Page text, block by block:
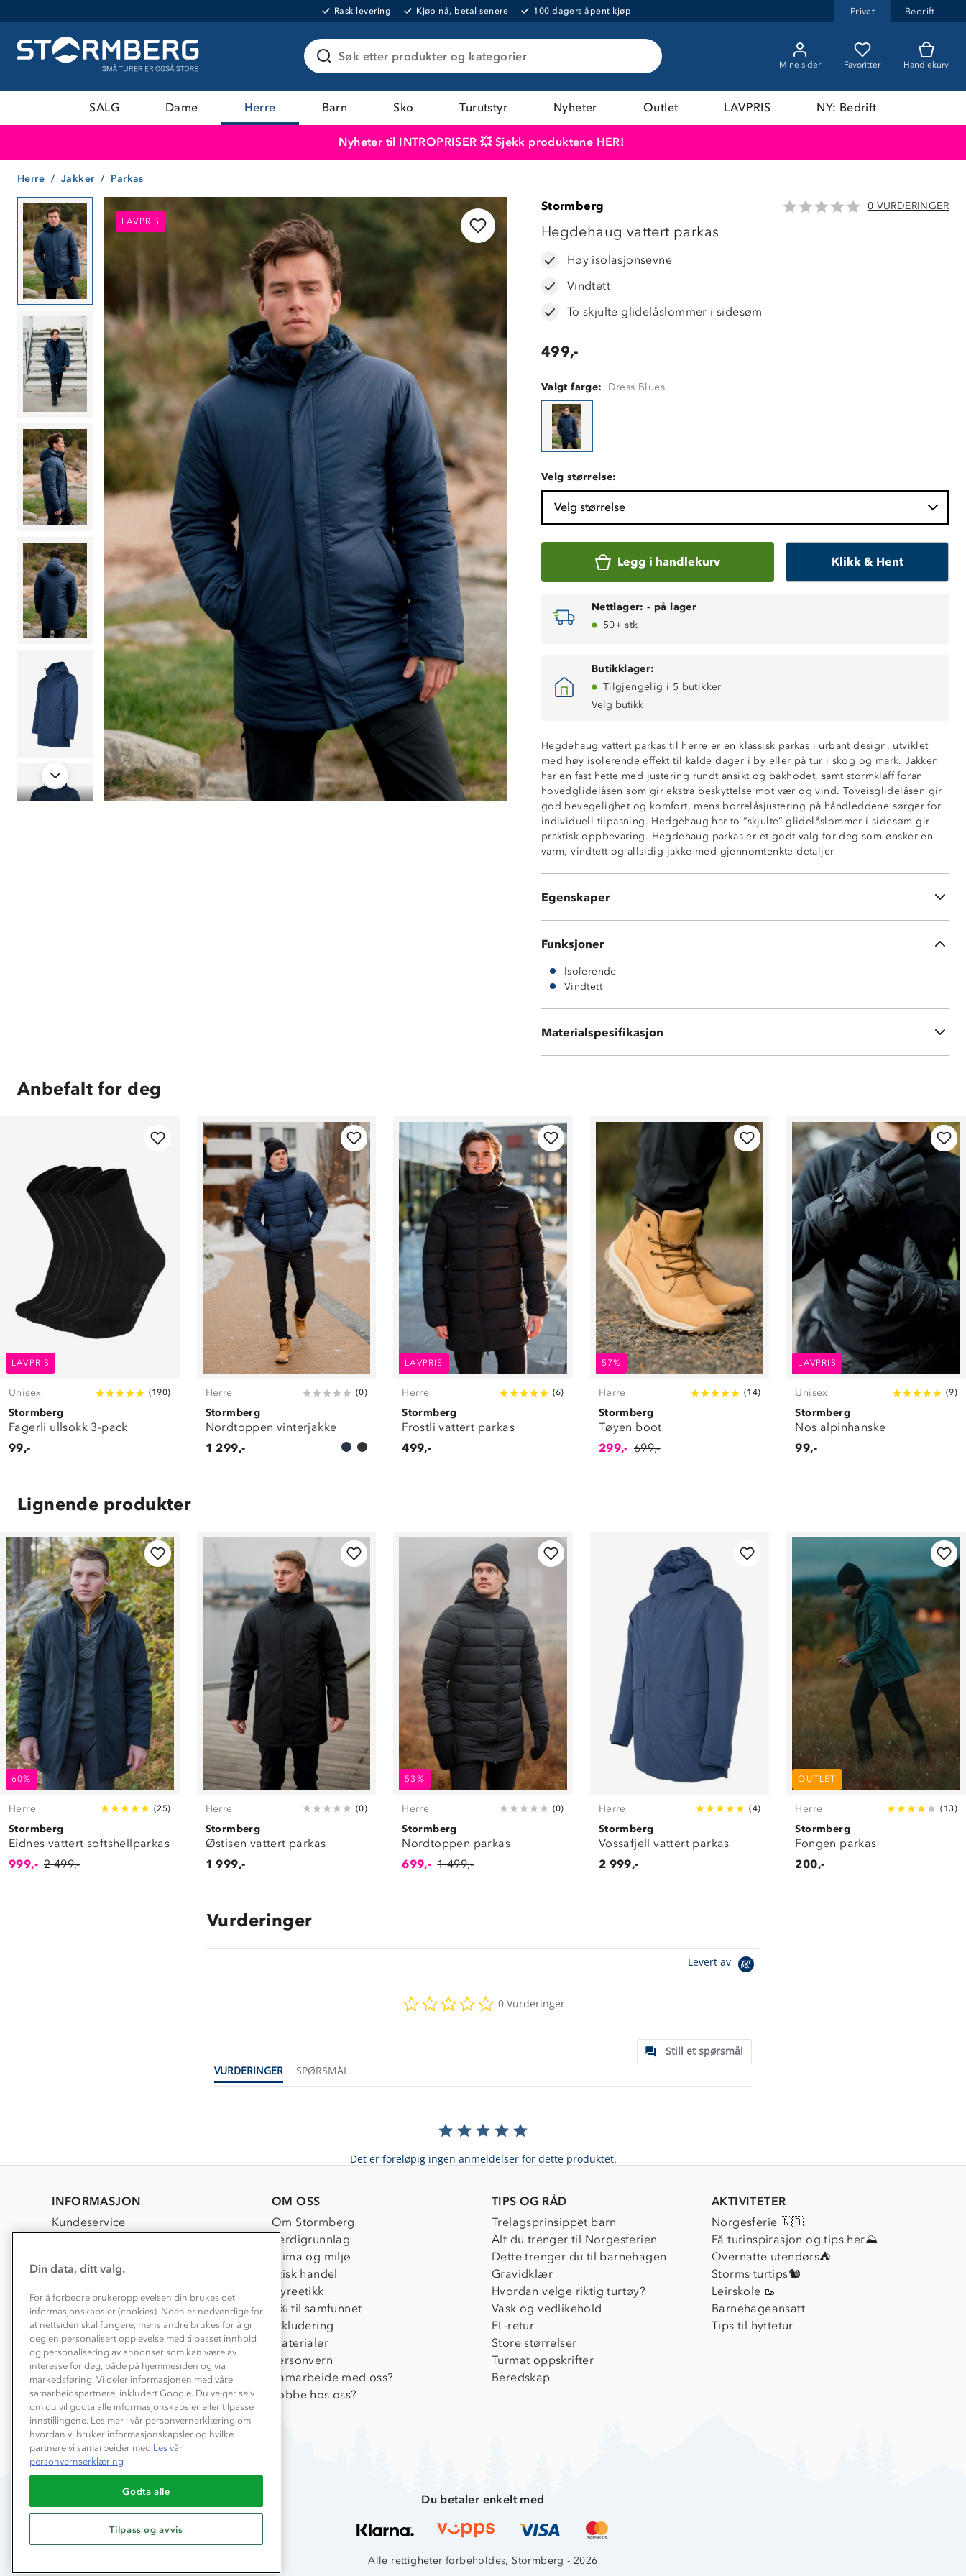
Rask levering Kjøp nå, betal senere 100 dagers åpent kjøp Privat Bedrift
Søk etter produkter og kategorier
Mine sider Favoritter Handlekurv
SALG Dame Herre Barn Sko Turutstyr Nyheter Outlet LAVPRIS NY: Bedrift
Nyheter til INTROPRISER 💥 Sjekk produktene HER!
Herre Jakker Parkas
LAVPRIS
LAVPRIS
Stormberg 0 VURDERINGER
Hegdehaug vattert parkas
Høy isolasjonsevne
Vindtett
To skjulte glidelåslommer i sidesøm
499,-
Valgt farge: Dress Blues
Velg størrelse:
Velg størrelse
Legg i handlekurv Klikk & Hent
Nettlager: - på lager
50+ stk
Butikklager:
Tilgjengelig i 5 butikker
Velg butikk
Hegdehaug vattert parkas til herre er en klassisk parkas i urbant design, utviklet
med høy isolerende effekt til kalde dager i by eller på tur i skog og mark. Jakken
har en fast hette med justering rundt ansikt og bakhodet, samt stormklaff foran
hovedglidelåsen som gir ekstra beskyttelse mot vær og vind. Toveisglidelåsen gir
god bevegelighet og komfort, mens borrelåsjustering på håndleddene sørger for
individuell tilpasning. Hedgehaug har to “skjulte” glidelåslommer i sidesøm gir
praktisk oppbevaring. Hegdehaug parkas er et godt valg for deg som ønsker en
varm, vindtett og allsidig jakke med gjennomtenkte detaljer
Egenskaper
Høy isolasjonsevne
Vindtett
To skjulte glidelåslommer i sidesøm
Toveisglidelås
Stormklaff foran hovedglidelås
Fast hette med justering rundt ansikt og i bakhodet
Borrelåsjustering på håndledd
Funksjoner
Isolerende
Vindtett
Materialspesifikasjon
Vattering: 100 % polyester
Anbefalt for deg
LAVPRIS
Unisex (190)
Stormberg
Fagerli ullsokk 3-pack
99,-
Herre (0)
Stormberg
Nordtoppen vinterjakke
1 299,-
LAVPRIS
Herre (6)
Stormberg
Frostli vattert parkas
499,-
57%
Herre (14)
Stormberg
Tøyen boot
299,- 699,-
LAVPRIS
Unisex (9)
Stormberg
Nos alpinhanske
99,-
Lignende produkter
60%
Herre (25)
Stormberg
Eidnes vattert softshellparkas
999,- 2 499,-
Herre (0)
Stormberg
Østisen vattert parkas
1 999,-
53%
Herre (0)
Stormberg
Nordtoppen parkas
699,- 1 499,-
Herre (4)
Stormberg
Vossafjell vattert parkas
2 999,-
OUTLET
Herre ( 13)
Stormberg
Fongen parkas
200,-
Vurderinger
Levert av
star
0 Vurderinger
Still et spørsmål
VURDERINGER
SPØRSMÅL
Det er foreløpig ingen anmeldelser for dette produktet.
INFORMASJON
Kundeservice
Kundeklubb
Våre butikker
Bedrift, barnehage og SFO
Presse
OM OSS
Om Stormberg
Verdigrunnlag
Klima og miljø
Etisk handel
Dyreetikk
1% til samfunnet
Inkludering
Materialer
Personvern
Samarbeide med oss?
Jobbe hos oss?
TIPS OG RÅD
Trelagsprinsippet barn
Alt du trenger til Norgesferien
Dette trenger du til barnehagen
Gravidklær
Hvordan velge riktig turtøy?
Vask og vedlikehold
EL-retur
Store størrelser
Turmat oppskrifter
Beredskap
AKTIVITETER
Norgesferie 🇳🇴
Få turinspirasjon og tips her⛰
Overnatte utendørs⛺
Storms turtips🐿️
Leirskole 🥾
Barnehageansatt
Tips til hyttetur
Du betaler enkelt med
Alle rettigheter forbeholdes, Stormberg - 2026
Din data, ditt valg.
For å forbedre brukeropplevelsen din brukes det
informasjonskapsler (cookies). Noen er nødvendige for
at nettsiden skal fungere, mens andre brukes for å gi
deg en personalisert opplevelse med tilpasset innhold
og personalisering av annonser som kan være av
interesse for deg, både på hjemmesiden og via
markedsføring. Vi deler informasjonen med våre
samarbeidspartnere, inkludert Google. Du velger selv
om du vil godta alle informasjonskapsler eller tilpasse
innstillingene. Les mer i vår personvernerklæring om
hvordan vi bruker informasjonskapsler og hvilke
partnere vi samarbeider med.Les vår
personvernserklæring
Godta alle
Tilpass og avvis